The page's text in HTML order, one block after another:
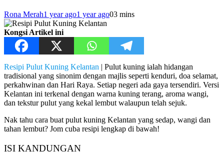
Rona Merah1 year ago1 year ago03 mins
Kongsi Artikel ini
Resipi Pulut Kuning Kelantan | Pulut kuning ialah hidangan
tradisional yang sinonim dengan majlis seperti kenduri, doa selamat,
perkahwinan dan Hari Raya. Setiap negeri ada gaya tersendiri. Versi
Kelantan ini terkenal dengan warna kuning terang, aroma wangi,
dan tekstur pulut yang kekal lembut walaupun telah sejuk.
Nak tahu cara buat pulut kuning Kelantan yang sedap, wangi dan
tahan lembut? Jom cuba resipi lengkap di bawah!
ISI KANDUNGAN